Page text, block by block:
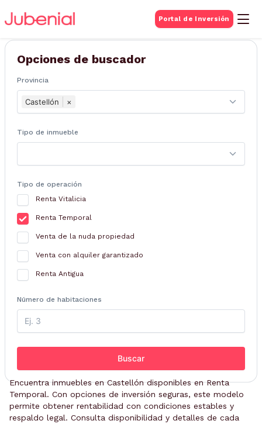
Portal de Inversión
BUSQUEDA DE
Inmuebles
Opciones de buscador
Provincia
Castellón ×
Tipo de inmueble
Tipo de operación
Renta Vitalicia
Renta Temporal
Venta de la nuda propiedad
Venta con alquiler garantizado
Renta Antigua
Número de habitaciones
Buscar
Encuentra inmuebles en Castellón disponibles en Renta
Temporal. Con opciones de inversión seguras, este modelo
permite obtener rentabilidad con condiciones estables y
respaldo legal. Consulta disponibilidad y detalles de cada